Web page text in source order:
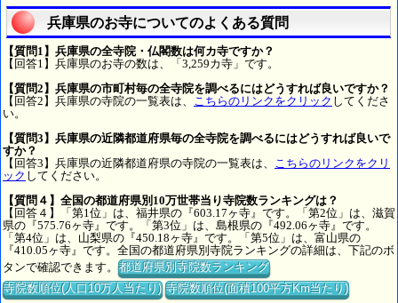
兵庫県のお寺についてのよくある質問
【質問1】兵庫県の全寺院・仏閣数は何カ寺ですか？
【回答1】兵庫県のお寺の数は、「3,259カ寺」です。
【質問2】兵庫県の市町村毎の全寺院を調べるにはどうすれば良いですか？
【回答2】兵庫県の寺院の一覧表は、
こちらのリンクをクリック してくださ
い。
【質問3】兵庫県の近隣都道府県毎の全寺院を調べるにはどうすれば良いで
すか？
【回答3】兵庫県の近隣都道府県の寺院の一覧表は、
こちらのリンクをクリ
ック してください。
【質問４】全国の都道府県別10万世帯当り寺院数ランキングは？
【回答４】「第1位」は、福井県の『603.17ヶ寺』です。「第2位」は、滋賀
県の『575.76ヶ寺』です。「第3位」は、島根県の『492.06ヶ寺』です。
「第4位」は、山梨県の『450.18ヶ寺』です。「第5位」は、富山県の
『410.05ヶ寺』です。全国の都道府県別寺院ランキングの詳細は、下記のボ
タンで確認できます。都道府県別寺院数ランキング
寺院数順位(人口10万人当たり) 寺院数順位(面積100平方Km当たり)